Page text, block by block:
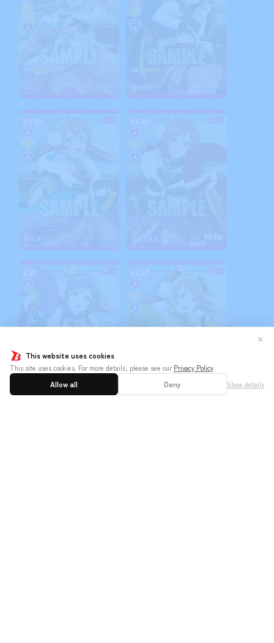
This website uses cookies
This site uses cookies. For more details, please see our Privacy Policy.
Allow all Deny Show details
✕